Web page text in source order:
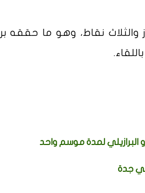
نقاط، وهو ما حققه
البرازيلي لمدة موسم واحد
جدة